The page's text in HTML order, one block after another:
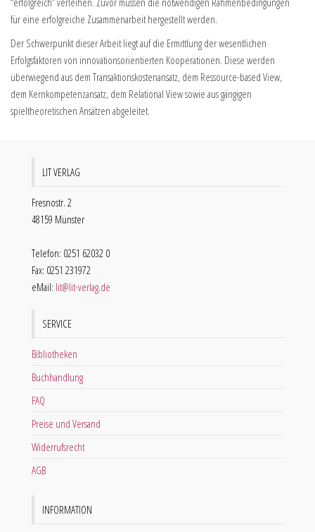
für eine erfolgreiche Zusammenarbeit hergestellt werden.
Der Schwerpunkt dieser Arbeit liegt auf die Ermittlung der wesentlichen
Erfolgsfaktoren von innovationsorientierten Kooperationen. Diese werden
überwiegend aus dem Transaktionskostenansatz, dem Ressource-based View,
dem Kernkompetenzansatz, dem Relational View sowie aus gängigen
spieltheoretischen Ansätzen abgeleitet.
LIT VERLAG
Fresnostr. 2
48159 Münster
Telefon: 0251 62032 0
Fax: 0251 231972
eMail: lit@lit-verlag.de
SERVICE
Bibliotheken
Buchhandlung
FAQ
Preise und Versand
Widerrufsrecht
AGB
INFORMATION